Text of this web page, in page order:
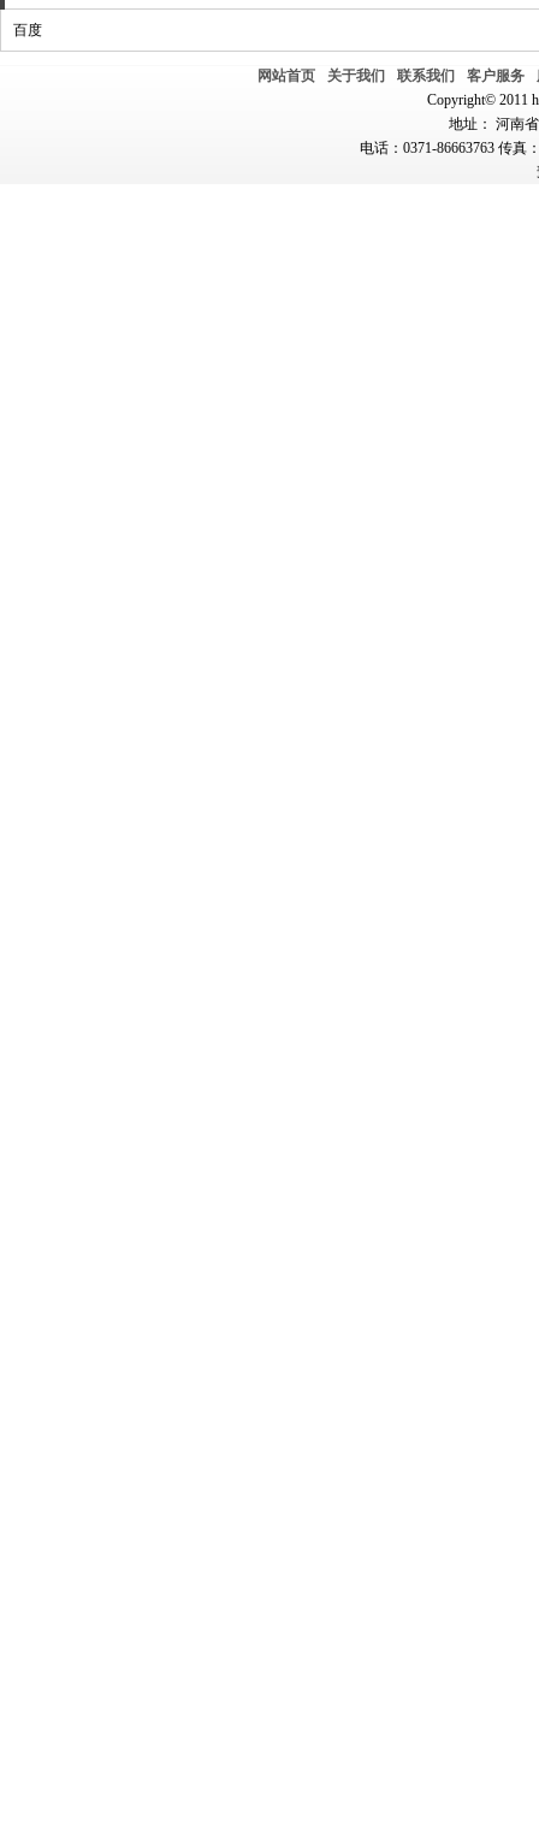
百度
网站首页 关于我们 联系我们 客户服务
Copyright© 2011
地址： 河南
电话：0371-86663763 传真